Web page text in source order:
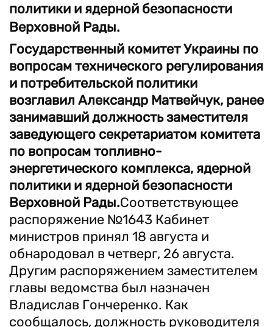
политики и ядерной безопасности
Верховной Рады.
Государственный комитет Украины по
вопросам технического регулирования
и потребительской политики
возглавил Александр Матвейчук, ранее
занимавший должность заместителя
заведующего секретариатом комитета
по вопросам топливно-
энергетического комплекса, ядерной
политики и ядерной безопасности
Верховной Рады.Соответствующее
распоряжение №1643 Кабинет
министров принял 18 августа и
обнародовал в четверг, 26 августа.
Другим распоряжением заместителем
главы ведомства был назначен
Владислав Гончеренко. Как
сообщалось, должность руководителя